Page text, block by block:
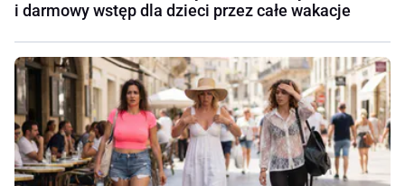
i darmowy wstęp dla dzieci przez całe wakacje